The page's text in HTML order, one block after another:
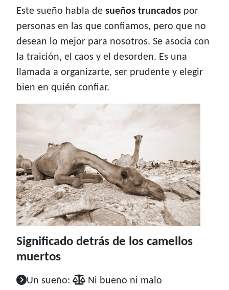
Este sueño habla de sueños truncados por
personas en las que confiamos, pero que no
desean lo mejor para nosotros. Se asocia con
la traición, el caos y el desorden. Es una
llamada a organizarte, ser prudente y elegir
bien en quién confiar.
Significado detrás de los camellos
muertos
Un sueño: Ni bueno ni malo